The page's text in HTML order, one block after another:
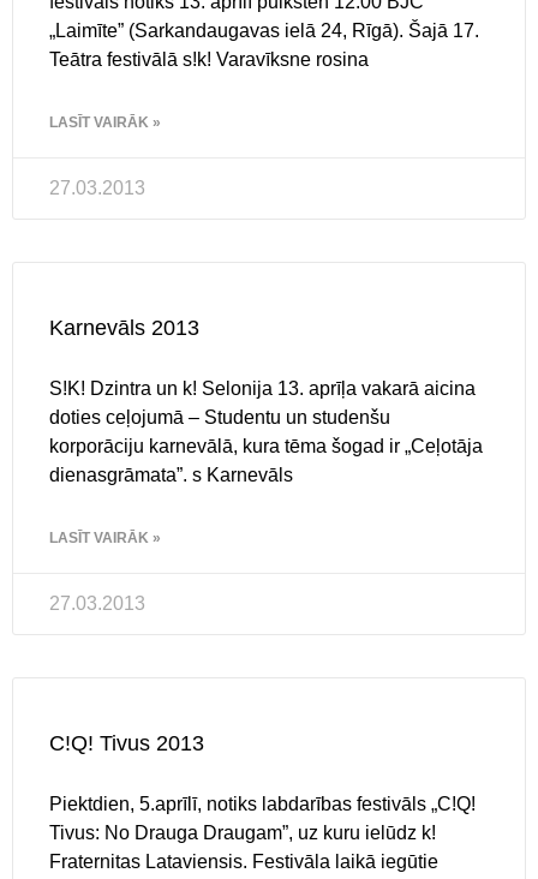
„Laimīte” (Sarkandaugavas ielā 24, Rīgā). Šajā 17.
Teātra festivālā s!k! Varavīksne rosina
LASĪT VAIRĀK »
27.03.2013
Karnevāls 2013
S!K! Dzintra un k! Selonija 13. aprīļa vakarā aicina
doties ceļojumā – Studentu un studenšu
korporāciju karnevālā, kura tēma šogad ir „Ceļotāja
dienasgrāmata”. s Karnevāls
LASĪT VAIRĀK »
27.03.2013
C!Q! Tivus 2013
Piektdien, 5.aprīlī, notiks labdarības festivāls „C!Q!
Tivus: No Drauga Draugam”, uz kuru ielūdz k!
Fraternitas Lataviensis. Festivāla laikā iegūtie